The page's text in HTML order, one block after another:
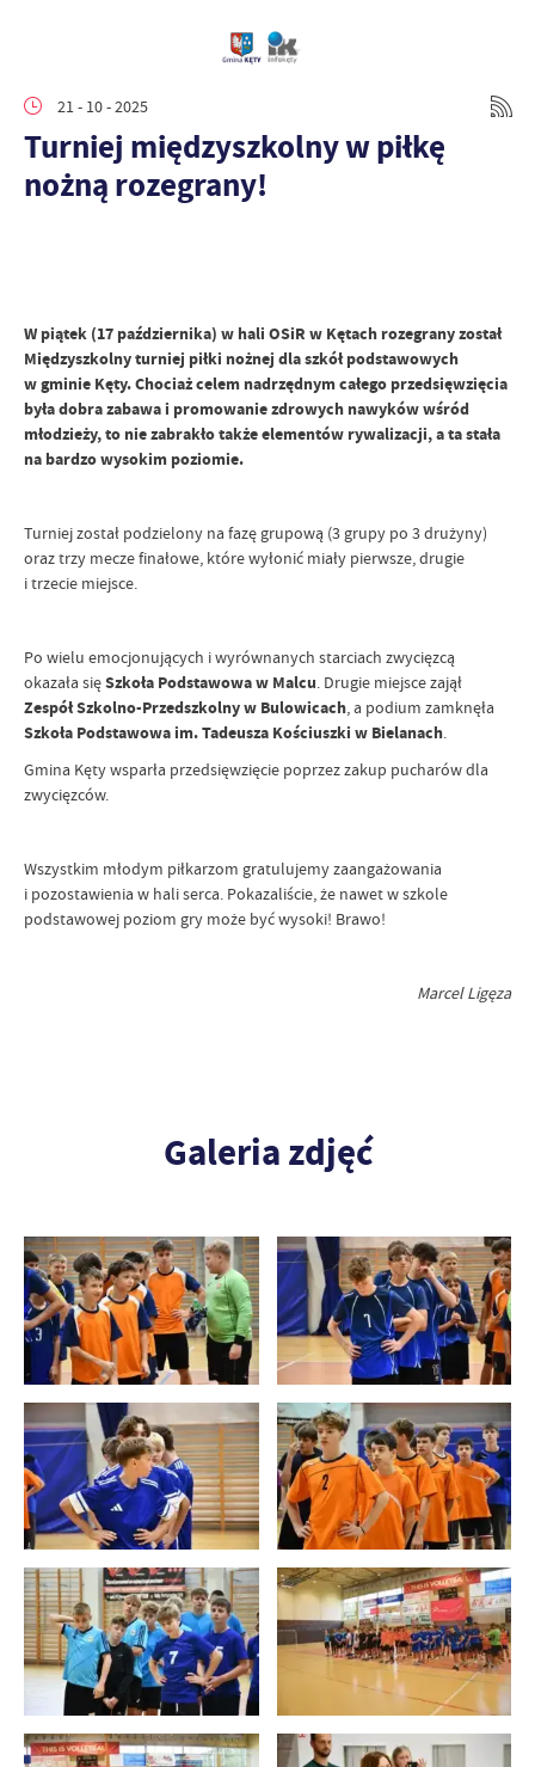
21 - 10 - 2025
Turniej międzyszkolny w piłkę
nożną rozegrany!
W piątek (17 października) w hali OSiR w Kętach rozegrany został
Międzyszkolny turniej piłki nożnej dla szkół podstawowych
w gminie Kęty. Chociaż celem nadrzędnym całego przedsięwzięcia
była dobra zabawa i promowanie zdrowych nawyków wśród
młodzieży, to nie zabrakło także elementów rywalizacji, a ta stała
na bardzo wysokim poziomie.
Turniej został podzielony na fazę grupową (3 grupy po 3 drużyny)
oraz trzy mecze finałowe, które wyłonić miały pierwsze, drugie
i trzecie miejsce.
Po wielu emocjonujących i wyrównanych starciach zwycięzcą
okazała sięSzkoła Podstawowa w Malcu. Drugie miejsce zajął
Zespół Szkolno-Przedszkolny w Bulowicach, a podium zamknęła
Szkoła Podstawowa im. Tadeusza Kościuszki w Bielanach.
Gmina Kęty wsparła przedsięwzięcie poprzez zakup pucharów dla
zwycięzców.
Wszystkim młodym piłkarzom gratulujemy zaangażowania
i pozostawienia w hali serca. Pokazaliście, że nawet w szkole
podstawowej poziom gry może być wysoki! Brawo!
Marcel Ligęza
Galeria zdjęć